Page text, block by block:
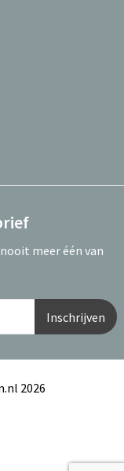
meer één van
2026